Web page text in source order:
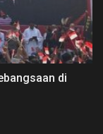
di